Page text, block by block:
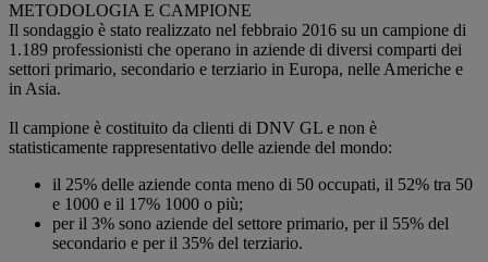
METODOLOGIA E CAMPIONE
Il sondaggio è stato realizzato nel febbraio 2016 su un campione di
1.189 professionisti che operano in aziende di diversi comparti dei
settori primario, secondario e terziario in Europa, nelle Americhe e
in Asia.
Il campione è costituito da clienti di DNV GL e non è
statisticamente rappresentativo delle aziende del mondo:
il 25% delle aziende conta meno di 50 occupati, il 52% tra 50
e 1000 e il 17% 1000 o più;
per il 3% sono aziende del settore primario, per il 55% del
secondario e per il 35% del terziario.